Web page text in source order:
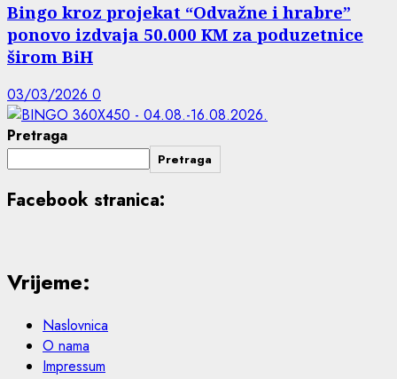
Bingo kroz projekat “Odvažne i hrabre”
ponovo izdvaja 50.000 KM za poduzetnice
širom BiH
03/03/2026 0
Pretraga
Pretraga
Facebook stranica:
Vrijeme:
Naslovnica
O nama
Impressum